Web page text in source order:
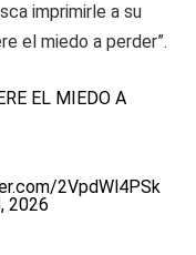
imprimirle a su
el miedo a perder”.
EL MIEDO A
2VpdWl4PSk
2026